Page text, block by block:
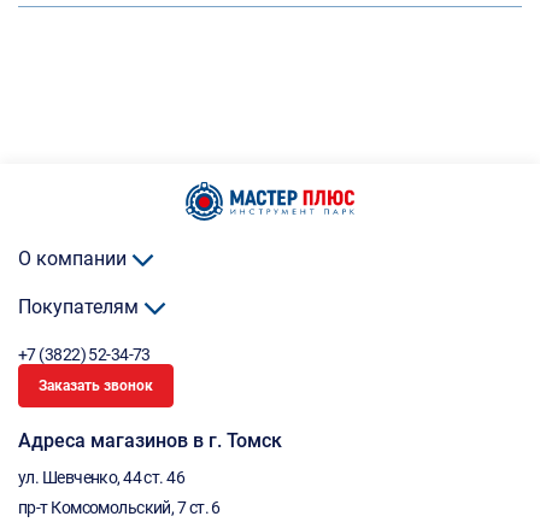
О компании
Покупателям
+7 (3822) 52-34-73
Заказать звонок
Адреса магазинов в г. Томск
ул. Шевченко, 44 ст. 46
пр-т Комсомольский, 7 ст. 6